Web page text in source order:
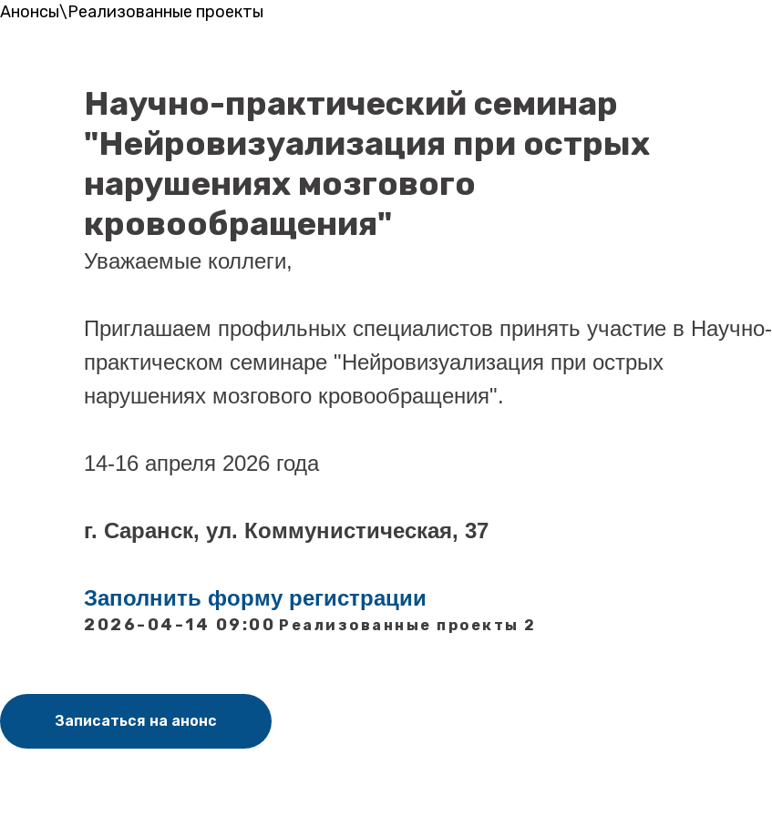
Анонсы\Реализованные проекты
Научно-практический семинар
"Нейровизуализация при острых
нарушениях мозгового
кровообращения"
Уважаемые коллеги,
Приглашаем профильных специалистов принять участие в Научно-
практическом семинаре "Нейровизуализация при острых
нарушениях мозгового кровообращения".
14-16 апреля 2026 года
г. Саранск, ул. Коммунистическая, 37
Заполнить форму регистрации
2026-04-14 09:00 Реализованные проекты 2
Записаться на анонс